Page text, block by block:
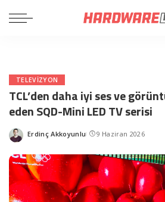
TELEVIZYON
TCL’den daha iyi ses ve
eden SQD-Mini LED TV serisi
Posted
Erdinç Akkoyunlu 9 Haziran 2026